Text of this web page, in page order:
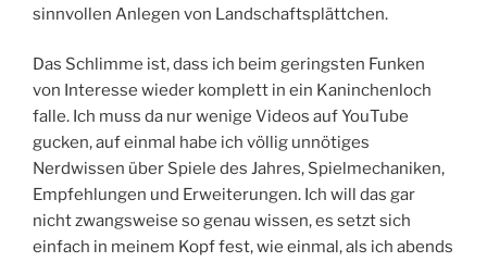
sinnvollen Anlegen von Landschaftsplättchen.
Das Schlimme ist, dass ich beim geringsten Funken
von Interesse wieder komplett in ein Kaninchenloch
falle. Ich muss da nur wenige Videos auf YouTube
gucken, auf einmal habe ich völlig unnötiges
Nerdwissen über Spiele des Jahres, Spielmechaniken,
Empfehlungen und Erweiterungen. Ich will das gar
nicht zwangsweise so genau wissen, es setzt sich
einfach in meinem Kopf fest, wie einmal, als ich abends